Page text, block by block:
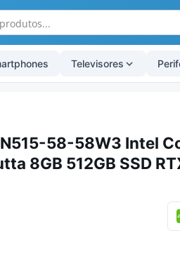
Televisores
58-58W3 Intel
8GB 512GB SSD